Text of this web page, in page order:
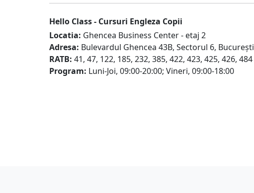
Hello Class - Cursuri Engleza Copii
Locatia: Ghencea Business Center - etaj 2
Adresa: Bulevardul Ghencea 43B, Sectorul 6, Bucureşti
RATB: 41, 47, 122, 185, 232, 385, 422, 423, 425, 426, 484
Program: Luni-Joi, 09:00-20:00; Vineri, 09:00-18:00